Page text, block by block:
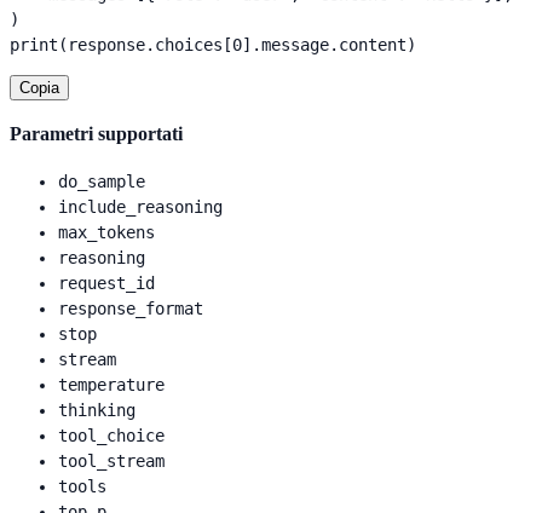
)
print(response.choices[0].message.content)
Copia
Parametri supportati
do_sample
include_reasoning
max_tokens
reasoning
request_id
response_format
stop
stream
temperature
thinking
tool_choice
tool_stream
tools